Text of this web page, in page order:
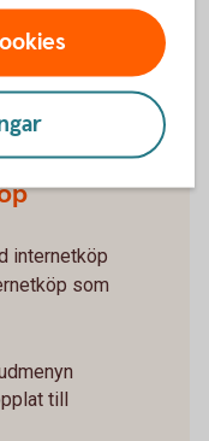
internetköp
som
till